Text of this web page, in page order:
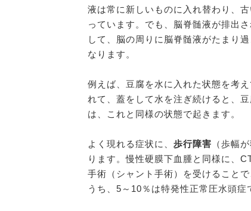
液は常に新しいものに入れ替わり、
っています。でも、脳脊髄液が排出
して、脳の周りに脳脊髄液がたまり
なります。
例えば、豆腐を水に入れた状態を考
れて、蓋をして水を注ぎ続けると、
は、これと同様の状態で起きます。
よく現れる症状に、 歩行障害 （歩幅
ります。慢性硬膜下血腫と同様に、
手術（シャント手術）を受けること
うち、5～10％は特発性正常圧水頭症